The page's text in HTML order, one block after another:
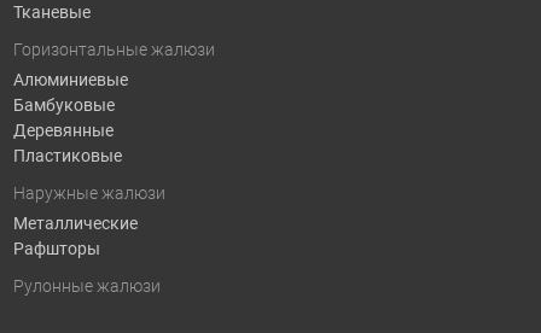
Тканевые
Горизонтальные жалюзи
Алюминиевые
Бамбуковые
Деревянные
Пластиковые
Наружные жалюзи
Металлические
Рафшторы
Рулонные жалюзи